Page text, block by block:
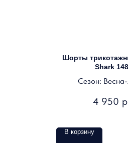
Шорты
Shark 148
Сезон:
4 950
В корзину